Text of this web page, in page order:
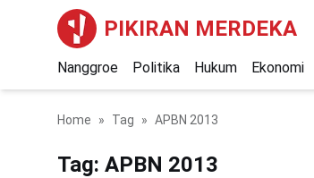
PIKIRAN MERDEKA
Nanggroe Politika Hukum Ekonomi
Home Tag APBN 2013
Tag: APBN 2013